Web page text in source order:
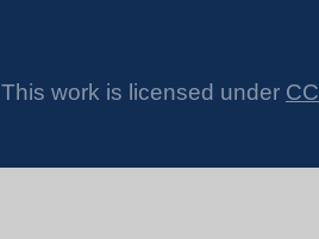
This work is licensed under